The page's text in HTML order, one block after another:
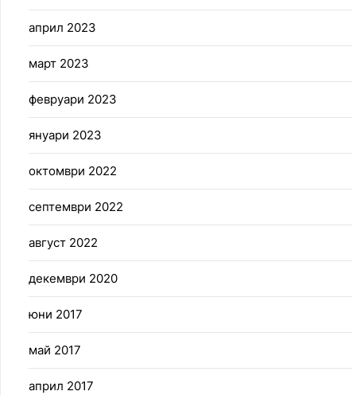
април 2023
март 2023
февруари 2023
януари 2023
октомври 2022
септември 2022
август 2022
декември 2020
юни 2017
май 2017
април 2017